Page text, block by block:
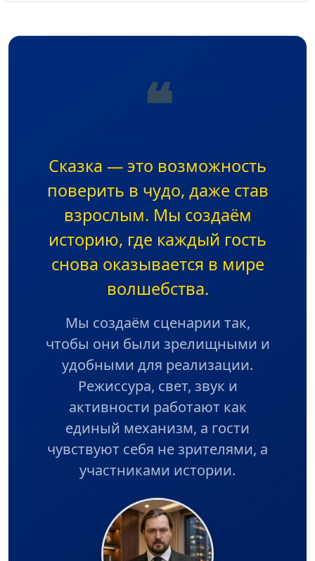
❝
Сказка — это возможность
поверить в чудо, даже став
взрослым. Мы создаём
историю, где каждый гость
снова оказывается в мире
волшебства.
Мы создаём сценарии так,
чтобы они были зрелищными и
удобными для реализации.
Режиссура, свет, звук и
активности работают как
единый механизм, а гости
чувствуют себя не зрителями, а
участниками истории.